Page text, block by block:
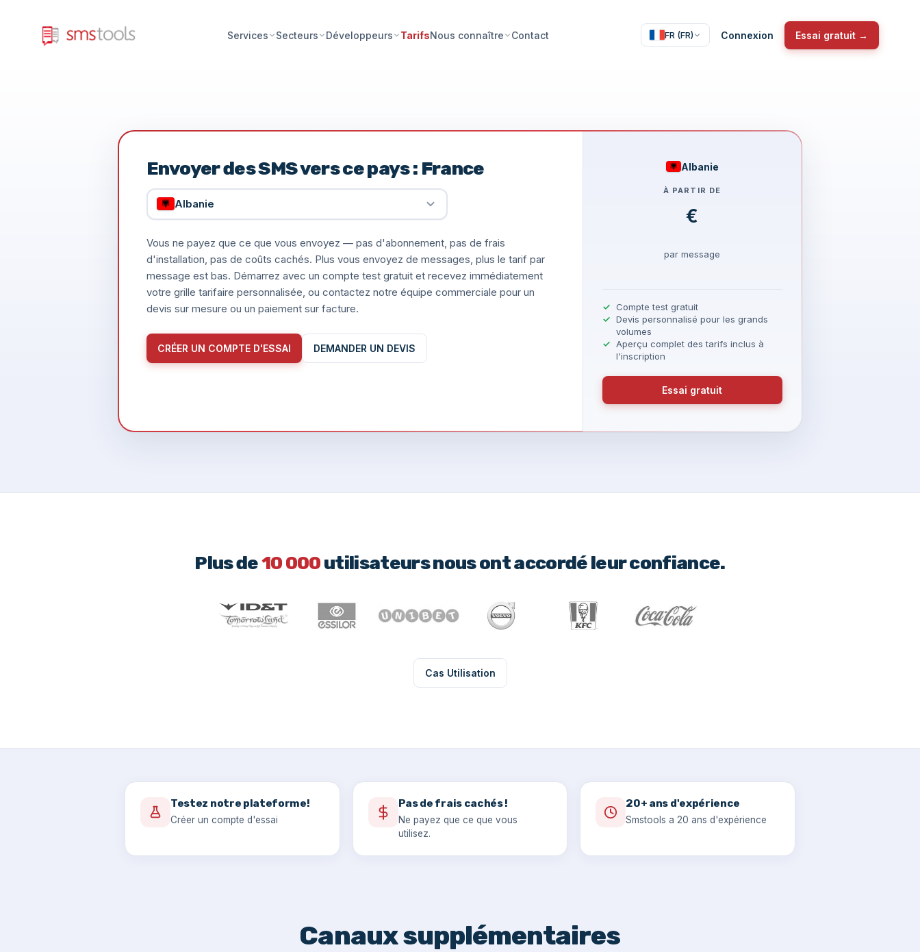
Services Secteurs Développeurs TarifsNous connaître Contact FR (FR) Connexion Essai gratuit →
Plus de10 000utilisateurs nous ont accordé leur confiance.
Cas Utilisation
Testez notre plateforme!
Créer un compte d'essai
Pas de frais cachés !
Ne payez que ce que vous
utilisez.
20+ ans d'expérience
Smstools a 20 ans d'expérience
Envoyer des SMS vers ce pays : France
Albanie
Vous ne payez que ce que vous envoyez — pas d'abonnement, pas de frais
d'installation, pas de coûts cachés. Plus vous envoyez de messages, plus le tarif par
message est bas. Démarrez avec un compte test gratuit et recevez immédiatement
votre grille tarifaire personnalisée, ou contactez notre équipe commerciale pour un
devis sur mesure ou un paiement sur facture.
CRÉER UN COMPTE D'ESSAI DEMANDER UN DEVIS
Albanie
À PARTIR DE
€
par message
Compte test gratuit
Devis personnalisé pour les grands
volumes
Aperçu complet des tarifs inclus à
l'inscription
Essai gratuit
Canaux supplémentaires